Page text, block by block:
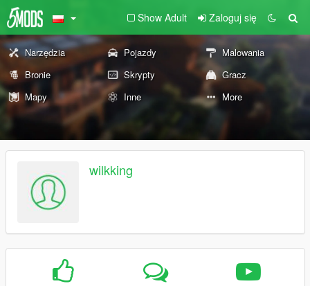
Show Adult Zaloguj się
Narzędzia Pojazdy
Malowania
Bronie
Skrypty
Gracz
Mapy
Inne More
wilkking